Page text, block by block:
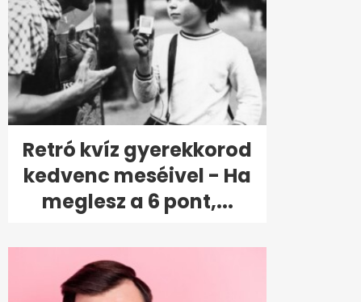
Retró kvíz gyerekkorod
kedvenc meséivel - Ha
meglesz a 6 pont,...